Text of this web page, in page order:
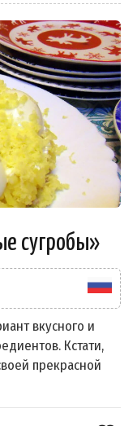
сугробы»
вкусного и
Кстати,
прекрасной